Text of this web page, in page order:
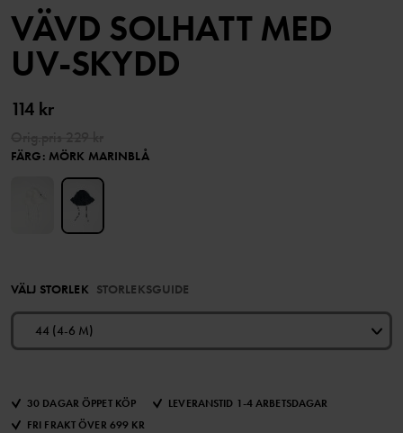
VÄVD SOLHATT MED
UV-SKYDD
114 kr
FÄRG: MÖRK MARINBLÅ
VÄLJ STORLEK STORLEKSGUIDE
44 (4-6 M)
30 DAGAR ÖPPET KÖP
LEVERANSTID 1-4 ARBETSDAGAR
FRI FRAKT ÖVER 699 KR